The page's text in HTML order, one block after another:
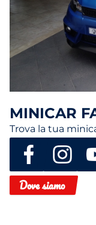
MINICAR
Trova la tua
Dove siamo